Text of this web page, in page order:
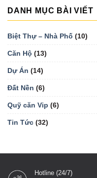
DANH MỤC BÀI VIẾT
Biệt Thự – Nhà Phố (10)
Căn Hộ (13)
Dự Án (14)
Đất Nền (6)
Quỹ căn Vip (6)
Tin Tức (32)
Hotline (24/7)